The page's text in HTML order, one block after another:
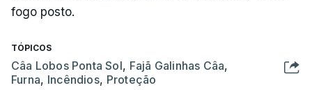
fogo posto.
TÓPICOS
Câa Lobos Ponta Sol, Fajã Galinhas Câa,
Furna, Incêndios, Proteção